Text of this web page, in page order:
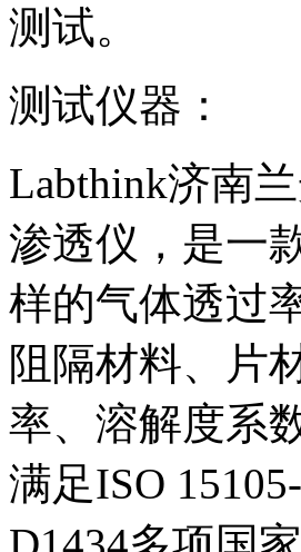
测试。
测试仪器：
Labthink济南
渗透仪，是一
样的气体透过
阻隔材料、片
率、溶解度系
满足ISO